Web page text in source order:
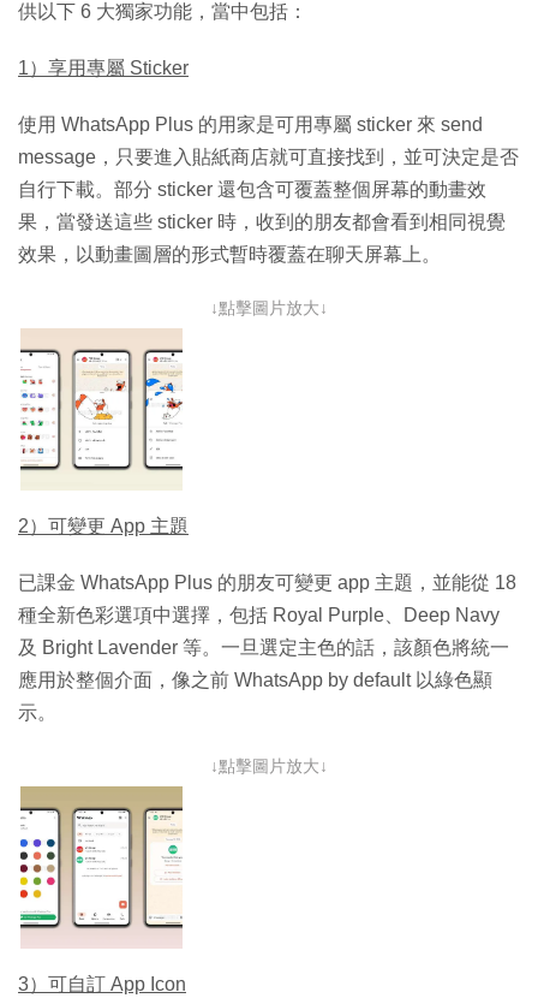
供以下 6 大獨家功能，當中包括：
1）享用專屬 Sticker
使用 WhatsApp Plus 的用家是可用專屬 sticker 來 send
message，只要進入貼紙商店就可直接找到，並可決定是否
自行下載。部分 sticker 還包含可覆蓋整個屏幕的動畫效
果，當發送這些 sticker 時，收到的朋友都會看到相同視覺
效果，以動畫圖層的形式暫時覆蓋在聊天屏幕上。
↓點擊圖片放大↓
2）可變更 App 主題
已課金 WhatsApp Plus 的朋友可變更 app 主題，並能從 18
種全新色彩選項中選擇，包括 Royal Purple、Deep Navy
及 Bright Lavender 等。一旦選定主色的話，該顏色將統一
應用於整個介面，像之前 WhatsApp by default 以綠色顯
示。
↓點擊圖片放大↓
3）可自訂 App Icon